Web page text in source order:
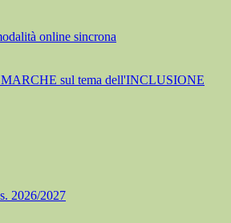
online sincrona
sul tema dell'INCLUSIONE
2026/2027